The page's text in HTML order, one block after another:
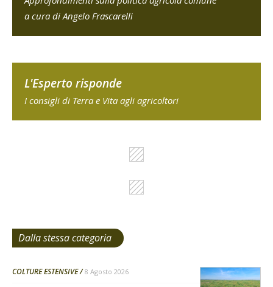
a cura di Angelo Frascarelli
L'Esperto risponde
I consigli di Terra e Vita agli agricoltori
Dalla stessa categoria
COLTURE ESTENSIVE 8 Agosto 2026